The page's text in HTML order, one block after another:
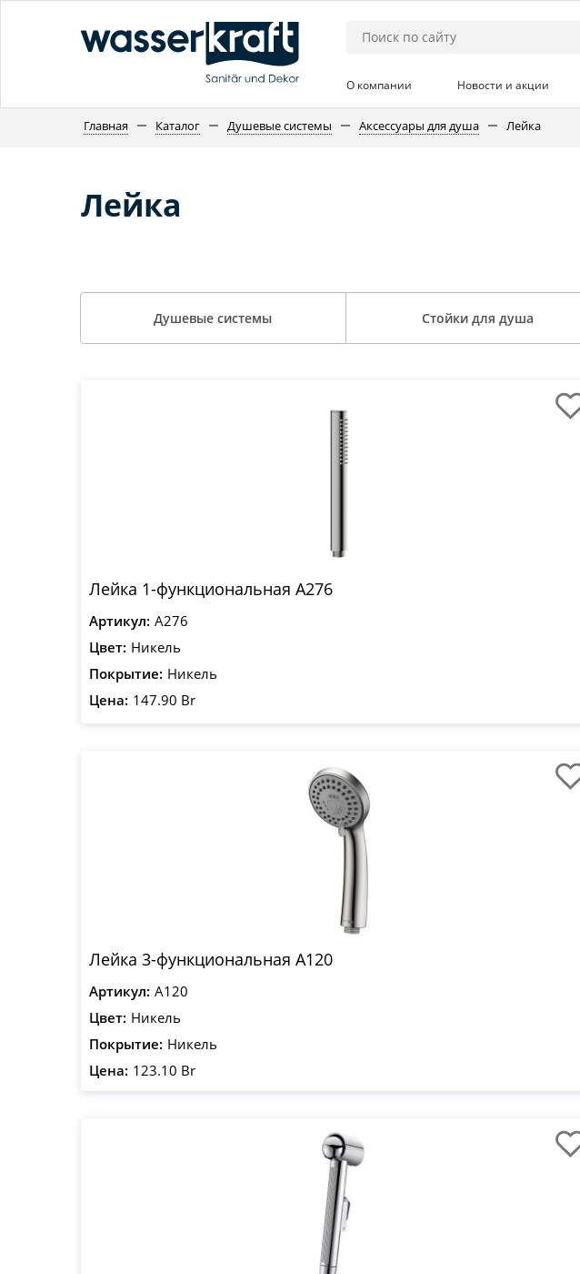
О компании Новости и акции
Главная Каталог Душевые системы Аксессуары для душа Лейка
Лейка
Душевые системы Стойки для душа
Лейка 1-функциональная A276
Артикул: A276
Цвет: Никель
Покрытие: Никель
Цена: 147.90 Br
Лейка 3-функциональная A120
Артикул: A120
Цвет: Никель
Покрытие: Никель
Цена: 123.10 Br